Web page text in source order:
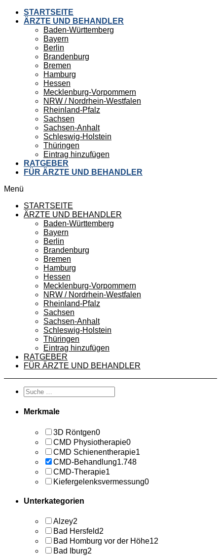
STARTSEITE
ÄRZTE UND BEHANDLER
Baden-Württemberg
Bayern
Berlin
Brandenburg
Bremen
Hamburg
Hessen
Mecklenburg-Vorpommern
NRW / Nordrhein-Westfalen
Rheinland-Pfalz
Sachsen
Sachsen-Anhalt
Schleswig-Holstein
Thüringen
Eintrag hinzufügen
RATGEBER
FÜR ÄRZTE UND BEHANDLER
Menü
STARTSEITE
ÄRZTE UND BEHANDLER
Baden-Württemberg
Bayern
Berlin
Brandenburg
Bremen
Hamburg
Hessen
Mecklenburg-Vorpommern
NRW / Nordrhein-Westfalen
Rheinland-Pfalz
Sachsen
Sachsen-Anhalt
Schleswig-Holstein
Thüringen
Eintrag hinzufügen
RATGEBER
FÜR ÄRZTE UND BEHANDLER
Merkmale
3D Röntgen0
CMD Physiotherapie0
CMD Schienentherapie1
CMD-Behandlung1.748
CMD-Therapie1
Kiefergelenksvermessung0
Unterkategorien
Alzey2
Bad Hersfeld2
Bad Homburg vor der Höhe12
Bad Iburg2